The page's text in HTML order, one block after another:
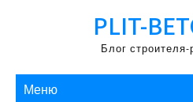
PLIT-
Блог
Меню